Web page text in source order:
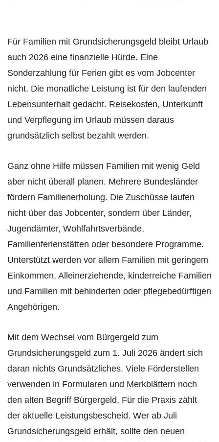
Für Familien mit Grundsicherungsgeld bleibt Urlaub
auch 2026 eine finanzielle Hürde. Eine
Sonderzahlung für Ferien gibt es vom Jobcenter
nicht. Die monatliche Leistung ist für den laufenden
Lebensunterhalt gedacht. Reisekosten, Unterkunft
und Verpflegung im Urlaub müssen daraus
grundsätzlich selbst bezahlt werden.
Ganz ohne Hilfe müssen Familien mit wenig Geld
aber nicht überall planen. Mehrere Bundesländer
fördern Familienerholung. Die Zuschüsse laufen
nicht über das Jobcenter, sondern über Länder,
Jugendämter, Wohlfahrtsverbände,
Familienferienstätten oder besondere Programme.
Unterstützt werden vor allem Familien mit geringem
Einkommen, Alleinerziehende, kinderreiche Familien
und Familien mit behinderten oder pflegebedürftigen
Angehörigen.
Mit dem Wechsel vom Bürgergeld zum
Grundsicherungsgeld zum 1. Juli 2026 ändert sich
daran nichts Grundsätzliches. Viele Förderstellen
verwenden in Formularen und Merkblättern noch
den alten Begriff Bürgergeld. Für die Praxis zählt
der aktuelle Leistungsbescheid. Wer ab Juli
Grundsicherungsgeld erhält, sollte den neuen